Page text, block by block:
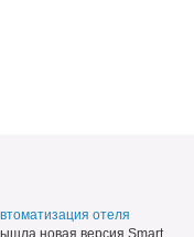
отеля
новая версия Smart